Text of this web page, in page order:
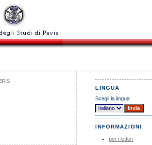
LINGUA
Scegli la lingua
INFORMAZIONI
per i lettori